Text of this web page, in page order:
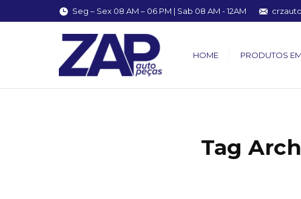
Seg – Sex 08 AM – 06 PM | Sab 08 AM - 12AM
HOME PRODUTOS
Tag